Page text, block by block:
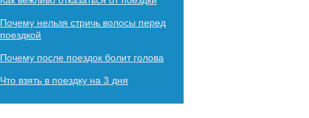
Почему нельзя стричь волосы перед
поездкой
Почему после поездок болит голова
Что взять в поездку на 3 дня